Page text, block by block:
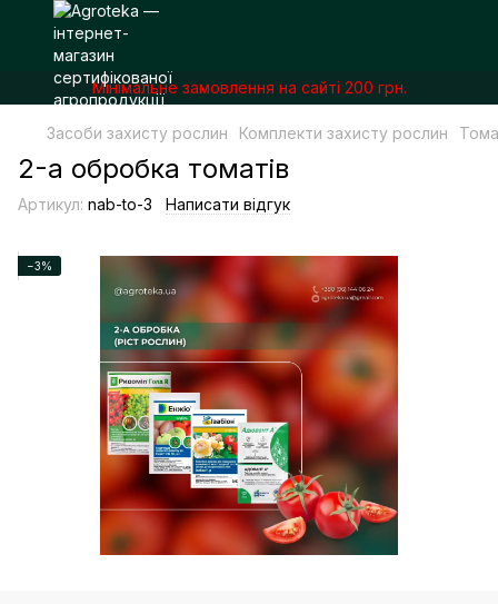
Мінімальне замовлення на сайті 200 грн.
Засоби захисту рослин Комплекти захисту рослин
2-а обробка томатів
Артикул: nab-to-3 Написати відгук
−3%